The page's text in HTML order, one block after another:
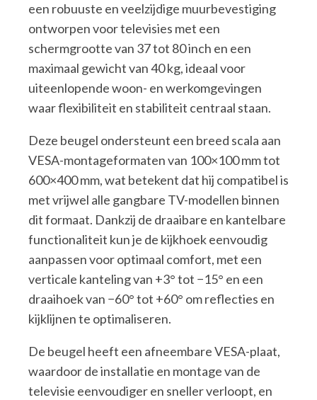
een robuuste en veelzijdige muurbevestiging
ontworpen voor televisies met een
schermgrootte van 37 tot 80 inch en een
maximaal gewicht van 40 kg, ideaal voor
uiteenlopende woon- en werkomgevingen
waar flexibiliteit en stabiliteit centraal staan.
Deze beugel ondersteunt een breed scala aan
VESA-montageformaten van 100×100 mm tot
600×400 mm, wat betekent dat hij compatibel is
met vrijwel alle gangbare TV-modellen binnen
dit formaat. Dankzij de draaibare en kantelbare
functionaliteit kun je de kijkhoek eenvoudig
aanpassen voor optimaal comfort, met een
verticale kanteling van +3° tot −15° en een
draaihoek van −60° tot +60° om reflecties en
kijklijnen te optimaliseren.
De beugel heeft een afneembare VESA-plaat,
waardoor de installatie en montage van de
televisie eenvoudiger en sneller verloopt, en